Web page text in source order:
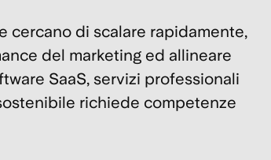
cercano di scalare rapidamente,
del marketing ed allineare
SaaS, servizi professionali
richiede competenze